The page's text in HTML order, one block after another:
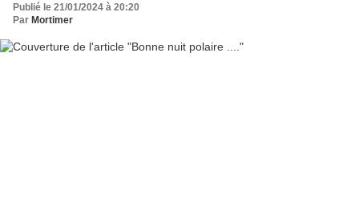
Publié le 21/01/2024 à 20:20
Par Mortimer